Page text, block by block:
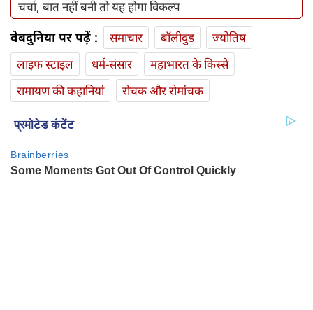
चर्चा, बात नहीं बनी तो यह होगा विकल्प
वेबदुनिया पर पढ़ें : समाचार बॉलीवुड
ज्योतिष
लाइफ स्‍टाइल
धर्म-संसार
महाभारत के किस्से
रामायण की कहानियां
रोचक और रोमांचक